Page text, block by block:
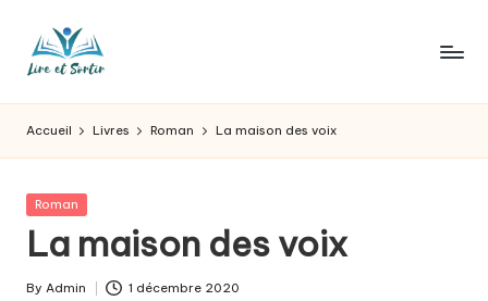
L
ir
e
e
t
s
pour
les
goûts,
des
pour
Accueil Livres Roman La maison des voix
Posted
Roman
La maison des voix
Posted
By Admin 1 décembre 2020